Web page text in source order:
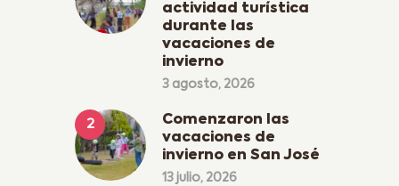
actividad turística
durante las
vacaciones de
invierno
3 agosto, 2026
Comenzaron las
vacaciones de
invierno en San José
13 julio, 2026